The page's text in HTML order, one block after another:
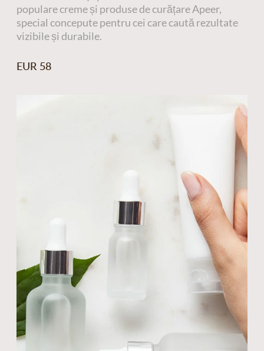
populare creme și produse de curățare Apeer,
special concepute pentru cei care caută rezultate
vizibile și durabile.
EUR 58